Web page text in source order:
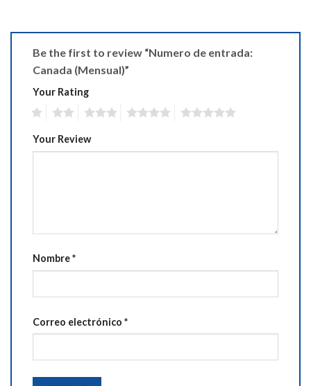
Be the first to review “Numero de entrada:
Canada (Mensual)”
Your Rating
Your Review
Nombre*
Correo electrónico *